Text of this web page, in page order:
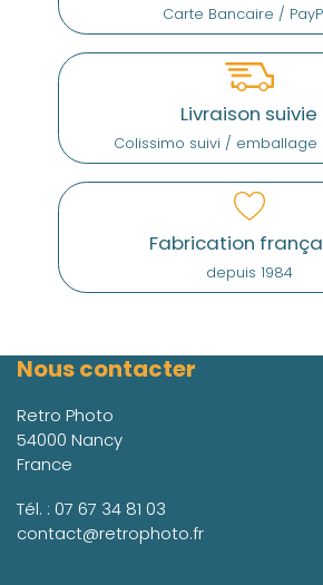
Carte Bancaire /
Livraison suivie
Colissimo suivi / emballage
Fabrication
depuis 1984
Nous contacter
Retro Photo
54000 Nancy
France
Tél. : 07 67 34 81 03
contact@retrophoto.fr